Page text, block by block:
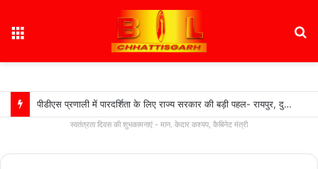
पीडीएस प्रणाली में पारदर्शिता के लिए राज्य सरकार की बड़ी पहल- रायपुर, दुर्ग और बिलासपुर में तीन ‘अन्नपूर्ति ग्रेन एटीएम‘ का शुभारंभ…
स्वतंत्रता दिवस की शुभकामनाएं - मान. केदार कश्यप, कैबिनेट मंत्री